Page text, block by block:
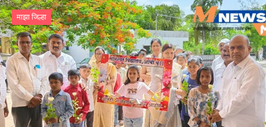
माझा जिल्हा